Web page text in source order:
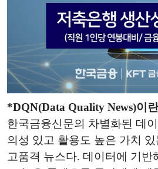
*DQN(Data Quality News)이란
한국금융신문의 차별화된 데
의성 있고 활용도 높은 가치
고품격 뉴스다. 데이터에 기반